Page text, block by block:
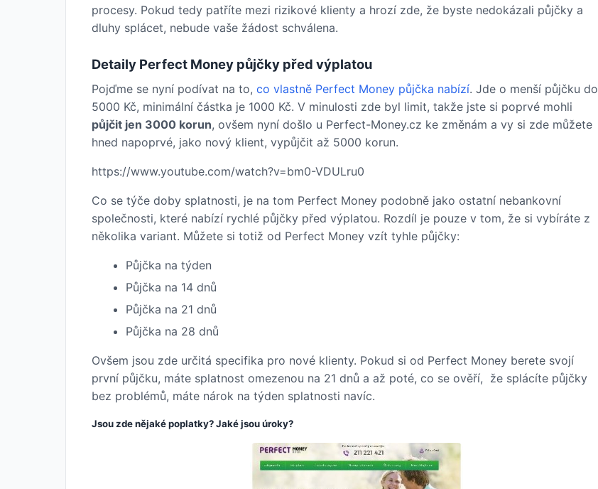
procesy. Pokud tedy patříte mezi rizikové klienty a hrozí zde, že byste nedokázali půjčky a
dluhy splácet, nebude vaše žádost schválena.
Detaily Perfect Money půjčky před výplatou
Pojďme se nyní podívat na to, co vlastně Perfect Money půjčka nabízí. Jde o menší půjčku do
5000 Kč, minimální částka je 1000 Kč. V minulosti zde byl limit, takže jste si poprvé mohli
půjčit jen 3000 korun, ovšem nyní došlo u Perfect-Money.cz ke změnám a vy si zde můžete
hned napoprvé, jako nový klient, vypůjčit až 5000 korun.
https://www.youtube.com/watch?v=bm0-VDULru0
Co se týče doby splatnosti, je na tom Perfect Money podobně jako ostatní nebankovní
společnosti, které nabízí rychlé půjčky před výplatou. Rozdíl je pouze v tom, že si vybíráte z
několika variant. Můžete si totiž od Perfect Money vzít tyhle půjčky:
Půjčka na týden
Půjčka na 14 dnů
Půjčka na 21 dnů
Půjčka na 28 dnů
Ovšem jsou zde určitá specifika pro nové klienty. Pokud si od Perfect Money berete svojí
první půjčku, máte splatnost omezenou na 21 dnů a až poté, co se ověří, že splácíte půjčky
bez problémů, máte nárok na týden splatnosti navíc.
Jsou zde nějaké poplatky? Jaké jsou úroky?